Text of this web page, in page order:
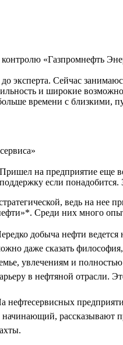
«Газпромнефть
эксперта. Сейчас
и широкие
времени с близкими,
на предприятие еще
если понадобится.
ведь на нее
Среди них много
добыча нефти
даже сказать
увлечениям и
в нефтяной отрасли.
нефтесервисных
начинающий, рассказывают